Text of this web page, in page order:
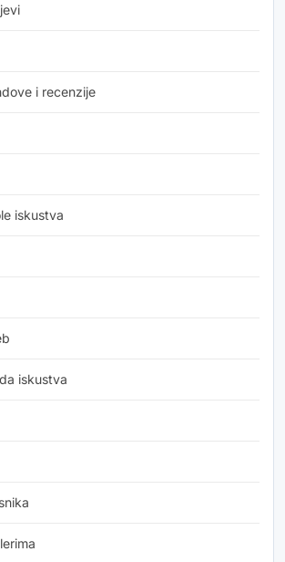
i recenzije
iskustva
iskustva